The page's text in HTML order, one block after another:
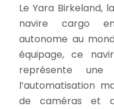
Le Yara Birkeland,
navire cargo
autonome au
équipage, ce
représente une
l’automatisation
de caméras et